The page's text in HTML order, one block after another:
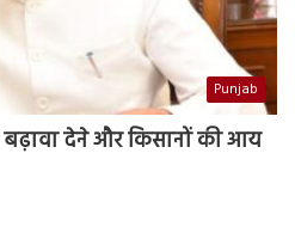
Punjab
देने और किसानों की आय